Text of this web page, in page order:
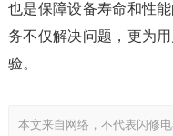
也是保障设备寿命和性
务不仅解决问题，更为
验。
本文来自网络，不代表闪修